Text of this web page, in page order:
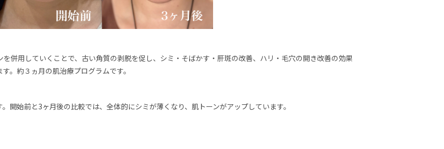
併用していくことで、古い角質の剥脱を促し、シミ・そばかす・肝斑の改善、ハリ・毛穴の開き改善の効果
。約３ヵ月の肌治療プログラムです。
開始前と3ヶ月後の比較では、全体的にシミが薄くなり、肌トーンがアップしています。